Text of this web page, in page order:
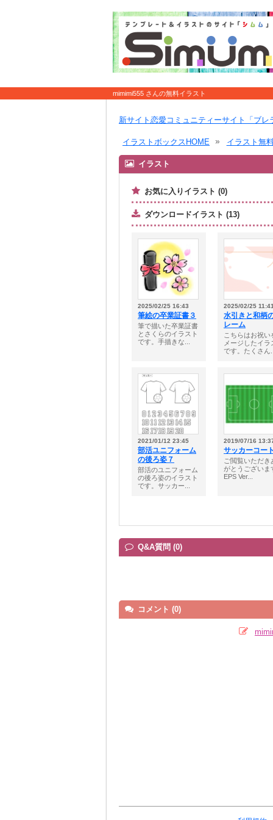
mimimi555 さんの無料イラスト
新サイト恋愛コミュニティーサイト「ブレ
イラストボックスHOME イラスト無
イラスト
お気に入りイラスト (0)
ダウンロードイラスト (13)
2025/02/25 16:43
筆絵の卒業証書３
筆で描いた卒業証書
とさくらのイラスト
です。手描きな...
2025/02/25
水引きと和柄
レーム
こちらはお祝い
メージしたイラ
です。たくさん
2021/01/12 23:45
部活ユニフォーム
の後ろ姿７
部活のユニフォーム
の後ろ姿のイラスト
です。サッカー...
2019/07/16
サッカーコー
ご閲覧いただき
がとうございま
EPS Ver...
Q&A質問 (0)
コメント (0)